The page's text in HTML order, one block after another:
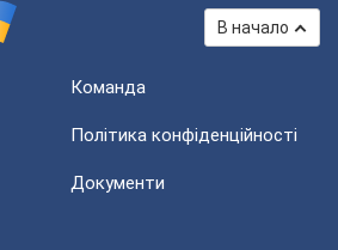
В начало
Команда
Політика конфіденційності
Документи